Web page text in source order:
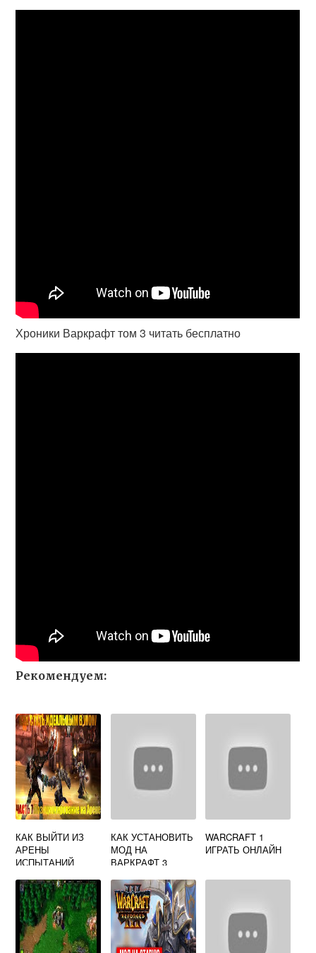
Хроники Варкрафт том 3 читать бесплатно
Рекомендуем:
КАК ВЫЙТИ ИЗ
АРЕНЫ
ИСПЫТАНИЙ
КАК УСТАНОВИТЬ
МОД НА
ВАРКРАФТ 3
WARCRAFT 1
ИГРАТЬ ОНЛАЙН